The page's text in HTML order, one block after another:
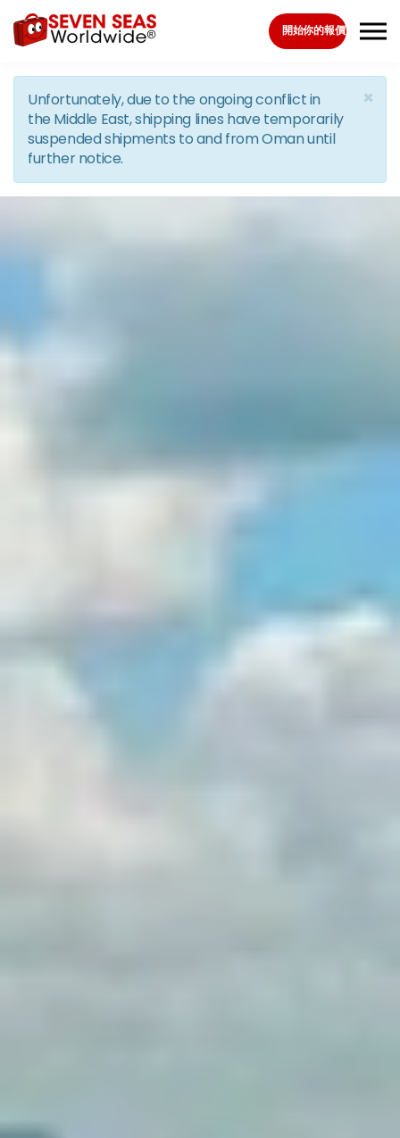
Skip to the content
開始你的報價
×
Unfortunately, due to the ongoing conflict in
the Middle East, shipping lines have temporarily
suspended shipments to and from Oman until
further notice.